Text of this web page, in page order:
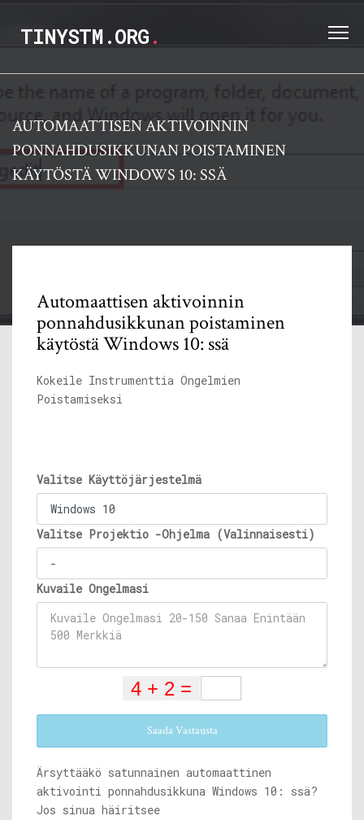
TINYSTM.ORG.
AUTOMAATTISEN AKTIVOINNIN
PONNAHDUSIKKUNAN POISTAMINEN
KÄYTÖSTÄ WINDOWS 10: SSÄ
Automaattisen aktivoinnin
ponnahdusikkunan poistaminen
käytöstä Windows 10: ssä
Kokeile Instrumenttia Ongelmien
Poistamiseksi
Valitse Käyttöjärjestelmä
Valitse Projektio -Ohjelma (Valinnaisesti)
Kuvaile Ongelmasi
Saada Vastausta
Ärsyttääkö satunnainen automaattinen
aktivointi ponnahdusikkuna Windows 10: ssä?
Jos sinua häiritsee